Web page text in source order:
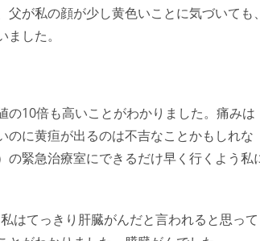
が私の顔が少し黄色いことに気づいても、
した。
10倍も高いことがわかりました。痛みは
に黄疸が出るのは不吉なことかもしれな
緊急治療室にできるだけ早く行くよう私
はてっきり肝臓がんだと言われると思って